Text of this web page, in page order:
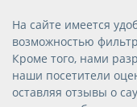
На сайте имеется
возможностью
Кроме того, нами
наши посетители
оставляя отзывы о